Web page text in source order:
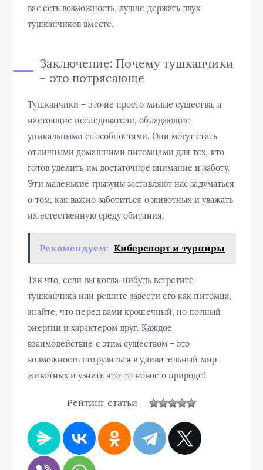
вас есть возможность, лучше держать двух
тушканчиков вместе.
Заключение: Почему тушканчики
– это потрясающе
Тушканчики – это не просто милые существа, а
настоящие исследователи, обладающие
уникальными способностями. Они могут стать
отличными домашними питомцами для тех, кто
готов уделить им достаточное внимание и заботу.
Эти маленькие грызуны заставляют нас задуматься
о том, как важно заботиться о животных и уважать
их естественную среду обитания.
Рекомендуем: Киберспорт и турниры
Так что, если вы когда-нибудь встретите
тушканчика или решите завести его как питомца,
знайте, что перед вами крошечный, но полный
энергии и характером друг. Каждое
взаимодействие с этим существом – это
возможность погрузиться в удивительный мир
животных и узнать что-то новое о природе!
Рейтинг статьи